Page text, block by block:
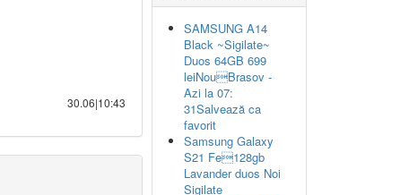
30.06|10:43
SAMSUNG A14
Black ~Sigilate~
Duos 64GB 699
leiNouBrasov -
Azi la 07:
31Salvează ca
favorit
Samsung Galaxy
S21 Fe128gb
Lavander duos Noi
Sigilate